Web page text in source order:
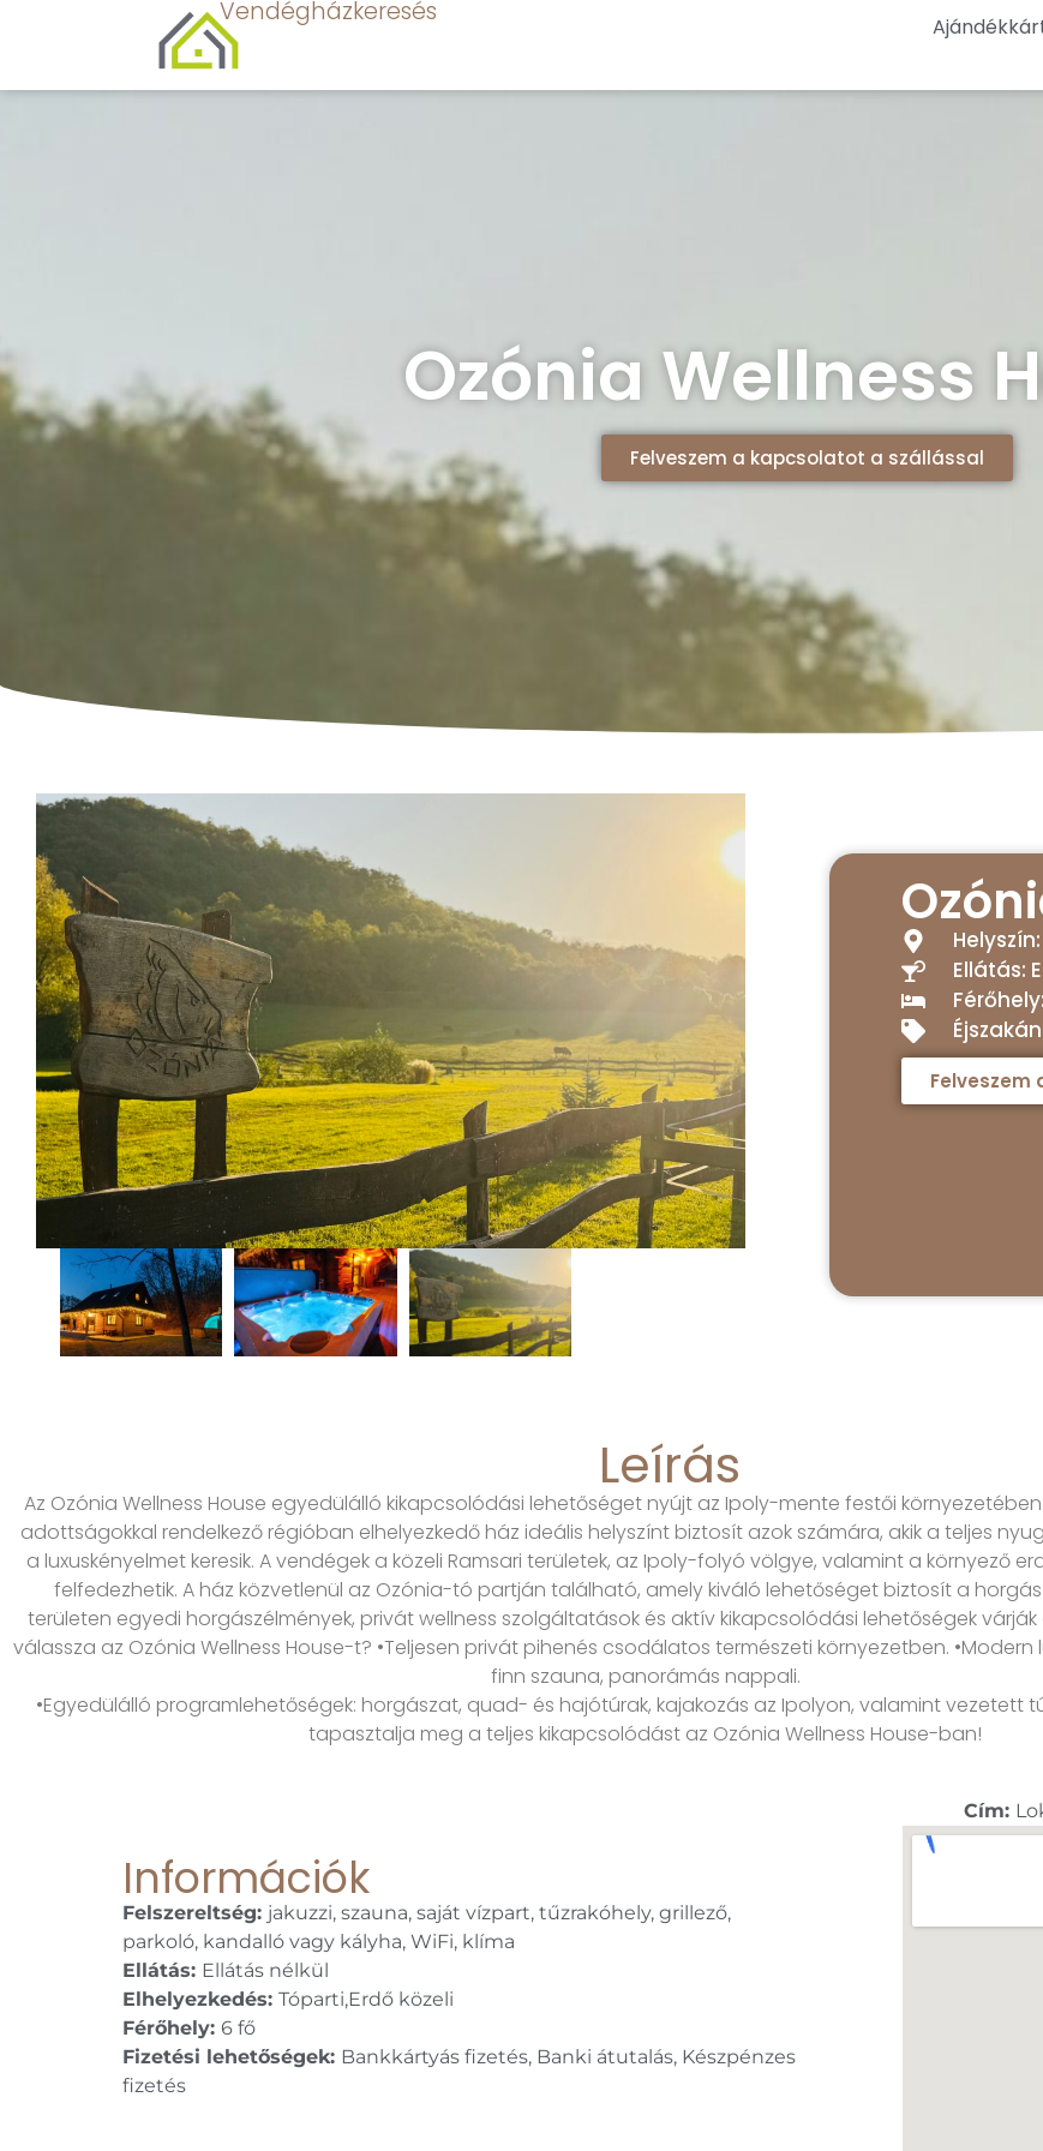
Vendégházkeresés
Ozónia Wellness
Felveszem a kapcsolatot a szállással
Ellátás:
Leírás
Az Ozónia Wellness House egyedülálló kikapcsolódási lehetőséget nyújt az Ipoly-mente festői
adottságokkal rendelkező régióban elhelyezkedő ház ideális helyszínt biztosít azok számára, akik a teljes
a luxuskényelmet keresik. A vendégek a közeli Ramsari területek, az Ipoly-folyó völgye, valamint a környező
felfedezhetik. A ház közvetlenül az Ozónia-tó partján található, amely kiváló lehetőséget biztosít a
területen egyedi horgászélmények, privát wellness szolgáltatások és aktív kikapcsolódási lehetőségek
válassza az Ozónia Wellness House-t? •Teljesen privát pihenés csodálatos természeti környezetben. •Modern
finn szauna, panorámás nappali.
•Egyedülálló programlehetőségek: horgászat, quad- és hajótúrak, kajakozás az Ipolyon, valamint vezetett
tapasztalja meg a teljes kikapcsolódást az Ozónia Wellness House-ban!
Információk
Felszereltség: jakuzzi, szauna, saját vízpart, tűzrakóhely, grillező,
parkoló, kandalló vagy kályha, WiFi, klíma
Ellátás: Ellátás nélkül
Elhelyezkedés: Tóparti,Erdő közeli
Férőhely: 6 fő
Fizetési lehetőségek: Bankkártyás fizetés, Banki átutalás, Készpénzes
fizetés
Cím: